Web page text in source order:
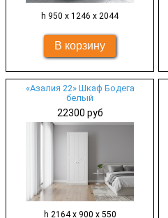
h 950 x 1246 x 2044
«Азалия 22» Шкаф Бодега
белый
22300 руб
h 2164 х 900 x 550